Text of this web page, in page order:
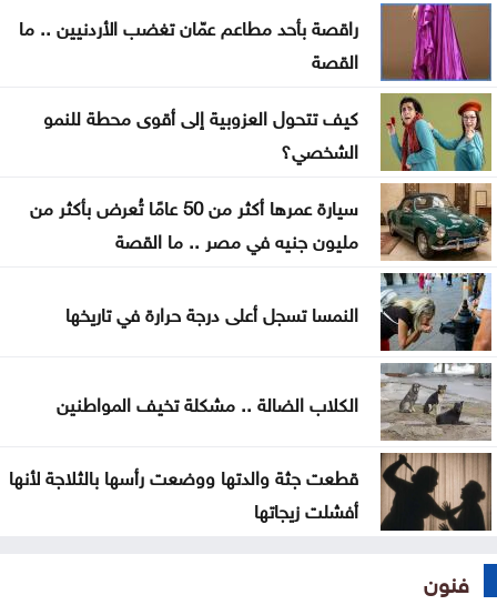
رئيس الوزراء العراقي: نسعى لعلاقات متوازنة مع دول
الجوار
مجلس التعاون: الاعتداء الإيراني على ناقلة أدنوك تهديد
خطير للملاحة
وفاة والد ميسي بعد صراع مع المرض
تطوير العقبة وتكية أم علي توقعان اتفاقية لدعم الأسر
المحتاجة
راقصة بأحد مطاعم عمّان تغضب الأردنيين .. ما
القصة
كيف تتحول العزوبية إلى أقوى محطة للنمو
الشخصي؟
سيارة عمرها أكثر من 50 عامًا تُعرض بأكثر من
مليون جنيه في مصر .. ما القصة
النمسا تسجل أعلى درجة حرارة في تاريخها
الكلاب الضالة .. مشكلة تخيف المواطنين
قطعت جثة والدتها ووضعت رأسها بالثلاجة لأنها
أفشلت زيجاتها
فنون